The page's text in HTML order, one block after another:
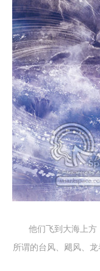
他们飞到大海上方
所谓的台风、飓风、